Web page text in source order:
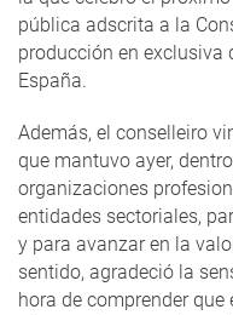
pública adscrita a la
producción en exclusiva
España.
Además, el conselleiro
que mantuvo ayer,
organizaciones
entidades sectoriales,
y para avanzar en la
sentido, agradeció la
hora de comprender